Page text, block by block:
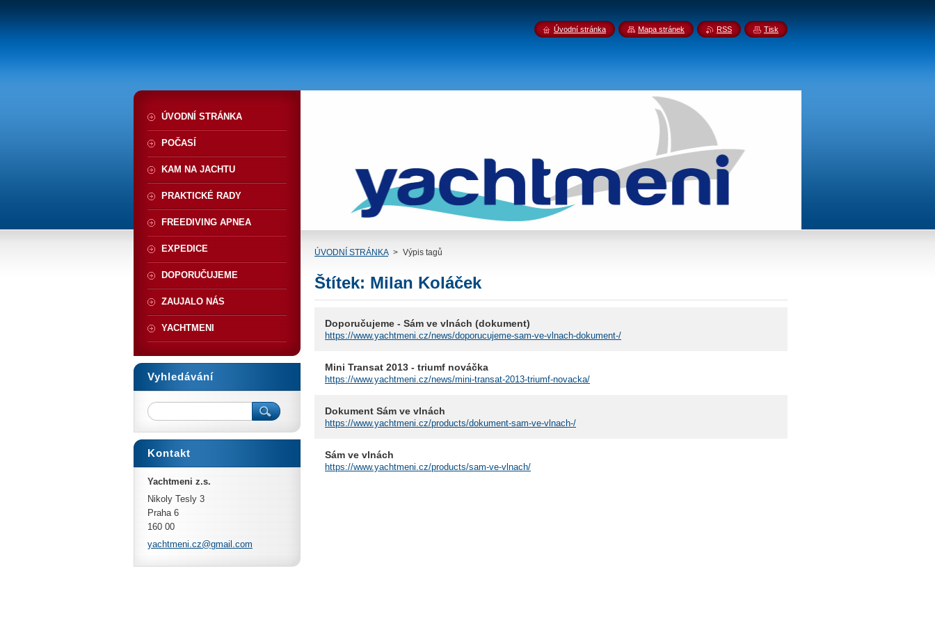
ÚVODNÍ STRÁNKA > Výpis tagů
Štítek: Milan Koláček
Doporučujeme - Sám ve vlnách (dokument)
https://www.yachtmeni.cz/news/doporucujeme-sam-ve-vlnach-dokument-/
Mini Transat 2013 - triumf nováčka
https://www.yachtmeni.cz/news/mini-transat-2013-triumf-novacka/
Dokument Sám ve vlnách
https://www.yachtmeni.cz/products/dokument-sam-ve-vlnach-/
Sám ve vlnách
https://www.yachtmeni.cz/products/sam-ve-vlnach/
ÚVODNÍ STRÁNKA
POČASÍ
KAM NA JACHTU
PRAKTICKÉ RADY
FREEDIVING APNEA
EXPEDICE
DOPORUČUJEME
ZAUJALO NÁS
YACHTMENI
Vyhledávání
Kontakt
Yachtmeni z.s.
Nikoly Tesly 3
Praha 6
160 00
yachtmeni.cz@gmail.com
Úvodní stránka Mapa stránek RSS Tisk